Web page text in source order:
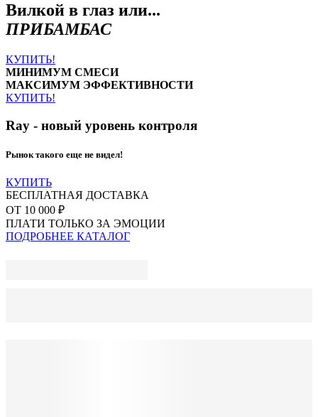
Вилкой в глаз или...
ПРИБАМБАС
КУПИТЬ!
МИНИМУМ СМЕСИ
МАКСИМУМ ЭФФЕКТИВНОСТИ
КУПИТЬ!
Ray - новый уровень контроля
Рынок такого еще не видел!
КУПИТЬ
БЕСПЛАТНАЯ ДОСТАВКА
ОТ 10 000 ₽
ПЛАТИ ТОЛЬКО ЗА ЭМОЦИИ
ПОДРОБНЕЕ КАТАЛОГ